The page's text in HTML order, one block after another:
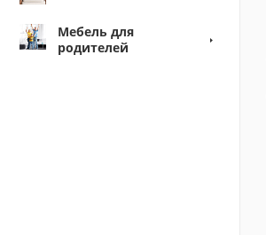
Мебель для
родителей